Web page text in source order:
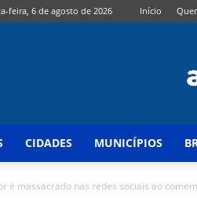
feira, 6 de agosto de 2026 Início
CIDADES MUNICÍPIOS
é massacrado nas redes sociais ao